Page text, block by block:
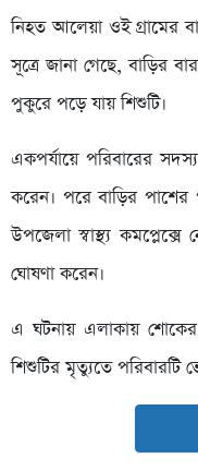
নিহত আলেয়া ওই গ্রামের
সূত্রে জানা গেছে, বাড়ির
পুকুরে পড়ে যায় শিশুটি।
একপর্যায়ে পরিবারের
করেন। পরে বাড়ির
উপজেলা স্বাস্থ্য
ঘোষণা করেন।
এ ঘটনায় এলাকায় শোকের
শিশুটির মৃত্যুতে পরিবারটি